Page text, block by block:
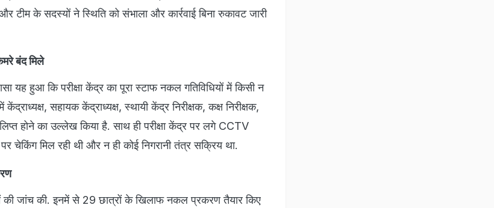
टीम के सदस्यों ने स्थिति को संभाला और कार्रवाई बिना रुकावट जारी
बंद मिले
यह हुआ कि परीक्षा केंद्र का पूरा स्टाफ नकल गतिविधियों में किसी न
केंद्राध्यक्ष, सहायक केंद्राध्यक्ष, स्थायी केंद्र निरीक्षक, कक्ष निरीक्षक,
होने का उल्लेख किया है. साथ ही परीक्षा केंद्र पर लगे CCTV
चेकिंग मिल रही थी और न ही कोई निगरानी तंत्र सक्रिय था.
की जांच की. इनमें से 29 छात्रों के खिलाफ नकल प्रकरण तैयार किए